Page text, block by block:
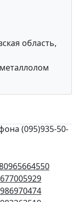
область,
(095)935-50-